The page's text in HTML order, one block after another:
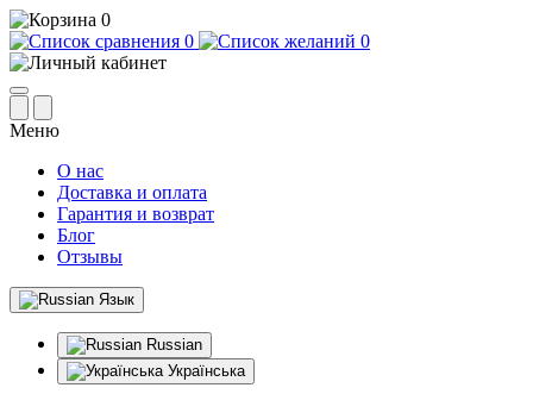
0
0
0
Меню
О нас
Доставка и оплата
Гарантия и возврат
Блог
Отзывы
Язык
Russian
Українська